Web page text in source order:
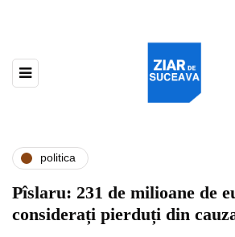
politica
Pîslaru: 231 de milioane de
considerați pierduți din